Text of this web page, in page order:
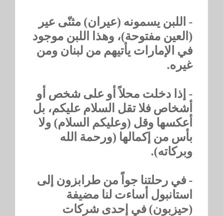
- اللبن يسمونه (عيران) مثنّى عير
(العين مفتوحة)، وهذا اللبن موجود
في الإمارات يأتيهم من لبنان ومن
غيره.
- إذا دخلت محلاً أو على شخص أو
أشخاص فلا تقل السلام عليكم، بل
أعكسها وقل (وعليكم السلام) ولا
بأس من إكمالها (ورحمة الله
وبركاته).
- في رحلتنا جواً من طرابزون إلى
استانبول أساءت لنا مضيفة
(حيزبون) في إحدى شركات